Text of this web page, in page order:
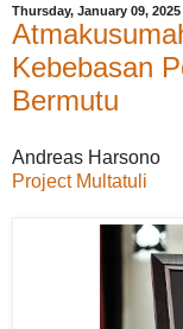
Thursday, January 09, 2025
Kebebasan
Bermutu
Andreas Harsono
Project Multatuli